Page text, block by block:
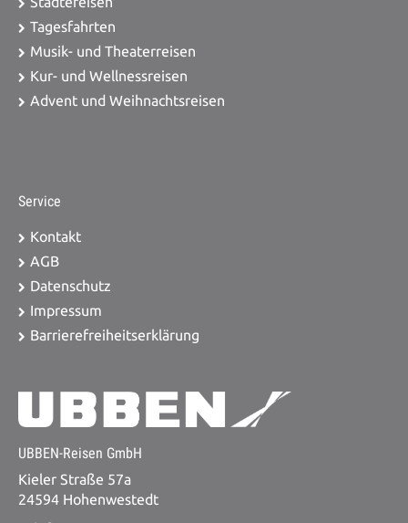
Tagesfahrten
Musik- und Theaterreisen
Kur- und Wellnessreisen
Advent und Weihnachtsreisen
Service
Kontakt
AGB
Datenschutz
Impressum
Barrierefreiheitserklärung
UBBEN-Reisen GmbH
Kieler Straße 57a
24594 Hohenwestedt